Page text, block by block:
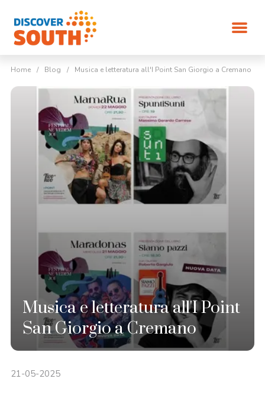
Home / Blog / Musica e letteratura all'I Point San Giorgio a Cremano
Musica e letteratura all'I Point
San Giorgio a Cremano
21-05-2025